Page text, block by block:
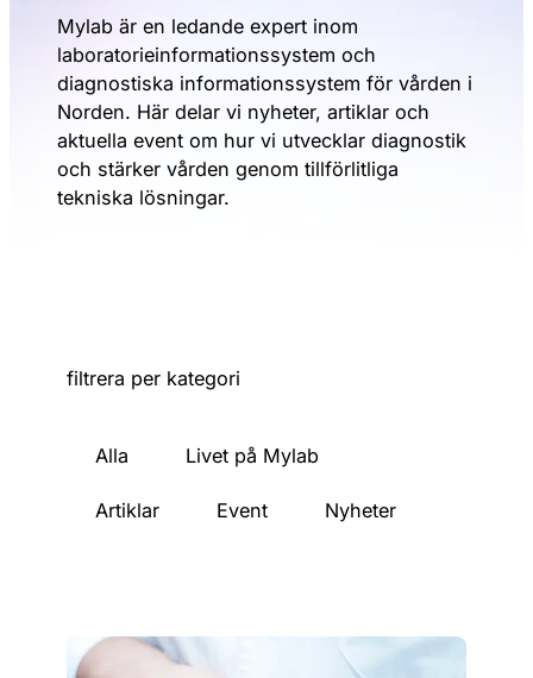
Mylab är en ledande expert inom
laboratorieinformationssystem och
diagnostiska informationssystem för vården i
Norden. Här delar vi nyheter, artiklar och
aktuella event om hur vi utvecklar diagnostik
och stärker vården genom tillförlitliga
tekniska lösningar.
filtrera per kategori
Alla Livet på Mylab
Artiklar Event Nyheter